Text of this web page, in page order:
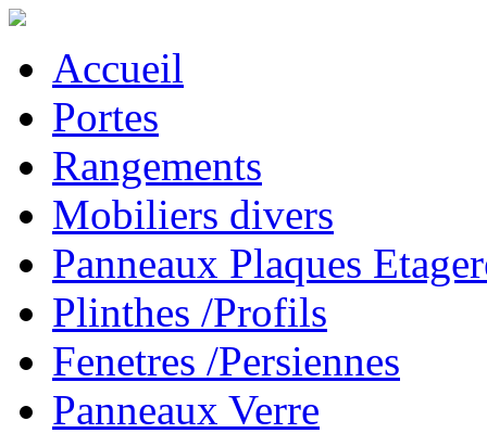
Accueil
Portes
Rangements
Mobiliers divers
Panneaux Plaques
Plinthes /Profils
Fenetres /Persiennes
Panneaux Verre